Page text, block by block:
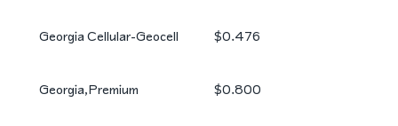
Georgia Cellular-Geocell $0.476
Georgia,Premium $0.800